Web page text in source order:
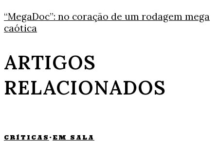
“MegaDoc”: no coração de um rodagem mega
caótica
ARTIGOS
RELACIONADOS
CRÍTICAS · EM SALA